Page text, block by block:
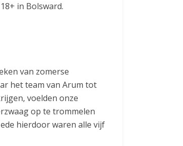
in Bolsward.
van zomerse
het team van Arum tot
voelden onze
op te trommelen
hierdoor waren alle vijf